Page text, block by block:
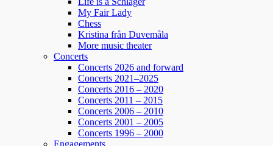
augusti.
10 58
Helen Sjöholm
3 months ago
JOJJE
Det är fortfarande helt overkligt att du är borta.
Jag fattar inte ... vi jobbade ju ihop bara några
My Fair Lady
Chess
Kristina från Duvemåla
More music theater
Concerts
Concerts 2026 and forward
Concerts 2021–2025
Concerts 2016 – 2020
Concerts 2011 – 2015
Concerts 2006 – 2010
Concerts 2001 – 2005
Concerts 1996 – 2000